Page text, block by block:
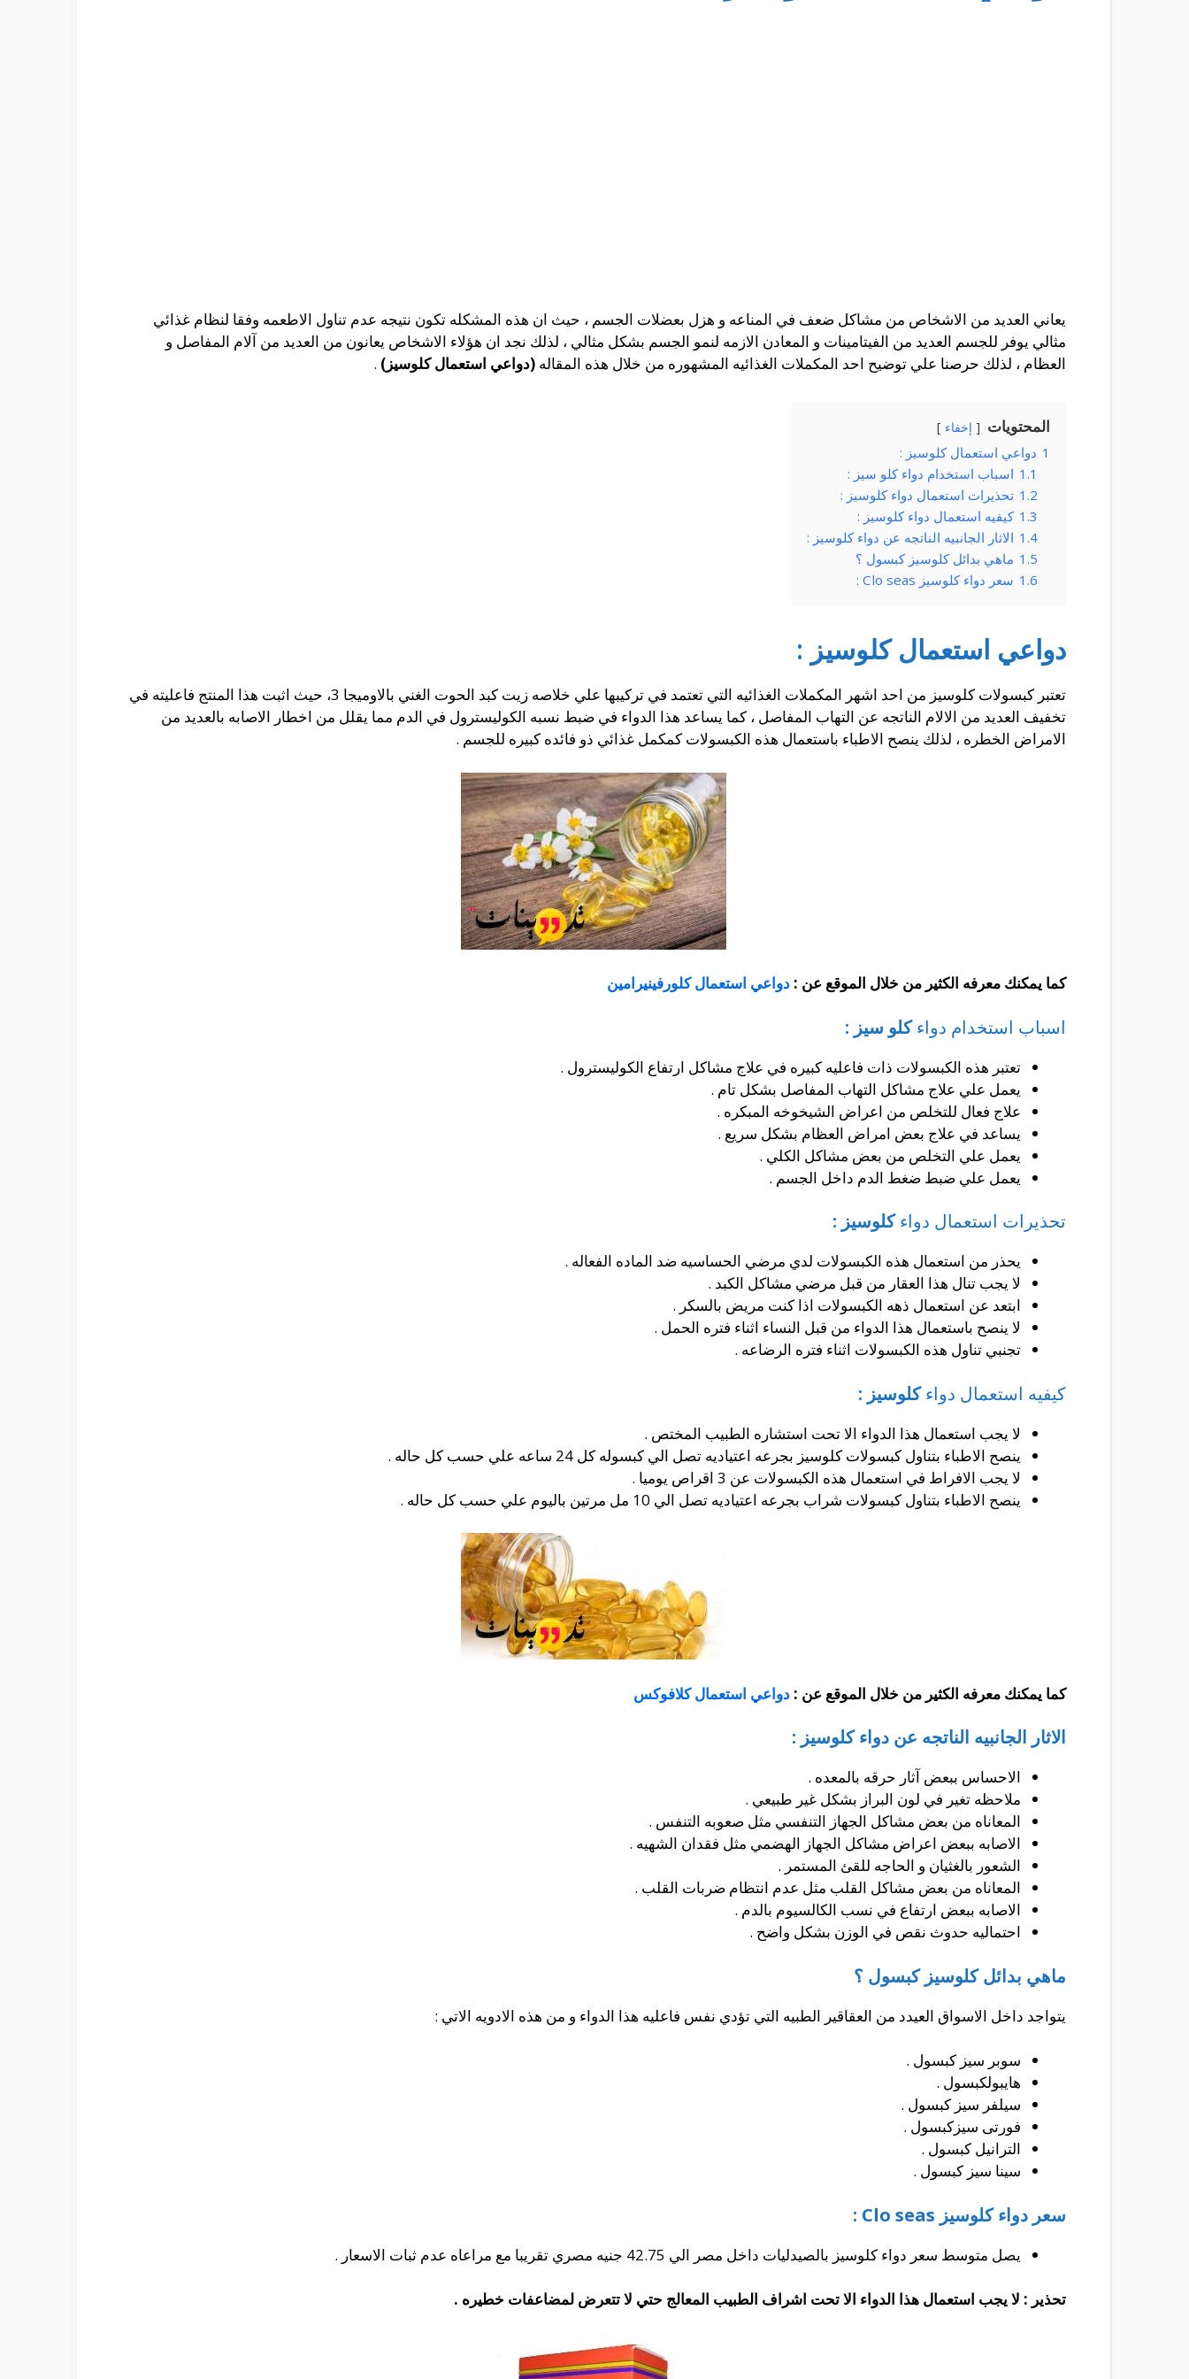
يعاني العديد من الاشخاص من مشاكل ضعف في المناعه و هزل بعضلات الجسم ، حيث ان هذه المشكله تكون نتيجه عدم تناول الاطعمه وفقا لنظام غذائي
مثالي يوفر للجسم العديد من الفيتامينات و المعادن الازمه لنمو الجسم بشكل مثالي ، لذلك نجد ان هؤلاء الاشخاص يعانون من العديد من آلام المفاصل و
العظام ، لذلك حرصنا علي توضيح احد المكملات الغذائيه المشهوره من خلال هذه المقاله (دواعي استعمال كلوسيز) .
المحتويات إخفاء
1 دواعي استعمال كلوسيز :
1.1 اسباب استخدام دواء كلو سيز :
1.2 تحذيرات استعمال دواء كلوسيز :
1.3 كيفيه استعمال دواء كلوسيز :
1.4 الاثار الجانبيه الناتجه عن دواء كلوسيز :
1.5 ماهي بدائل كلوسيز كبسول ؟
1.6 سعر دواء كلوسيز Clo seas :
دواعي استعمال كلوسيز :
تعتبر كبسولات كلوسيز من احد اشهر المكملات الغذائيه التي تعتمد في تركيبها علي خلاصه زيت كبد الحوت الغني بالاوميجا 3، حيث اثبت هذا المنتج فاعليته في
تخفيف العديد من الالام الناتجه عن التهاب المفاصل ، كما يساعد هذا الدواء في ضبط نسبه الكوليسترول في الدم مما يقلل من اخطار الاصابه بالعديد من
الامراض الخطره ، لذلك ينصح الاطباء باستعمال هذه الكبسولات كمكمل غذائي ذو فائده كبيره للجسم .
كما يمكنك معرفه الكثير من خلال الموقع عن : دواعي استعمال كلورفينيرامين
اسباب استخدام دواءكلو سيز :
تعتبر هذه الكبسولات ذات فاعليه كبيره في علاج مشاكل ارتفاع الكوليسترول .
يعمل علي علاج مشاكل التهاب المفاصل بشكل تام .
علاج فعال للتخلص من اعراض الشيخوخه المبكره .
يساعد في علاج بعض امراض العظام بشكل سريع .
يعمل علي التخلص من بعض مشاكل الكلي .
يعمل علي ضبط ضغط الدم داخل الجسم .
تحذيرات استعمال دواءكلوسيز :
يحذر من استعمال هذه الكبسولات لدي مرضي الحساسيه ضد الماده الفعاله .
لا يجب تنال هذا العقار من قبل مرضي مشاكل الكبد .
ابتعد عن استعمال ذهه الكبسولات اذا كنت مريض بالسكر .
لا ينصح باستعمال هذا الدواء من قبل النساء اثناء فتره الحمل .
تجنبي تناول هذه الكبسولات اثناء فتره الرضاعه .
كيفيه استعمال دواءكلوسيز :
لا يجب استعمال هذا الدواء الا تحت استشاره الطبيب المختص .
ينصح الاطباء بتناول كبسولات كلوسيز بجرعه اعتياديه تصل الي كبسوله كل 24 ساعه علي حسب كل حاله .
لا يجب الافراط في استعمال هذه الكبسولات عن 3 اقراص يوميا .
ينصح الاطباء بتناول كبسولات شراب بجرعه اعتياديه تصل الي 10 مل مرتين باليوم علي حسب كل حاله .
كما يمكنك معرفه الكثير من خلال الموقع عن : دواعي استعمال كلافوكس
الاثار الجانبيه الناتجه عن دواء كلوسيز :
الاحساس ببعض آثار حرقه بالمعده .
ملاحظه تغير في لون البراز بشكل غير طبيعي .
المعاناه من بعض مشاكل الجهاز التنفسي مثل صعوبه التنفس .
الاصابه ببعض اعراض مشاكل الجهاز الهضمي مثل فقدان الشهيه .
الشعور بالغثيان و الحاجه للقئ المستمر .
المعاناه من بعض مشاكل القلب مثل عدم انتظام ضربات القلب .
الاصابه ببعض ارتفاع في نسب الكالسيوم بالدم .
احتماليه حدوث نقص في الوزن بشكل واضح .
ماهي بدائل كلوسيز كبسول ؟
يتواجد داخل الاسواق العيدد من العقاقير الطبيه التي تؤدي نفس فاعليه هذا الدواء و من هذه الادويه الاتي :
سوبر سيز كبسول .
هايبولكبسول .
سيلفر سيز كبسول .
فورتى سيزكبسول .
الترانيل كبسول .
سينا سيز كبسول .
سعر دواء كلوسيز Clo seas :
يصل متوسط سعر دواء كلوسيز بالصيدليات داخل مصر الي 42.75 جنيه مصري تقريبا مع مراعاه عدم ثبات الاسعار .
تحذير : لا يجب استعمال هذا الدواء الا تحت اشراف الطبيب المعالج حتي لا تتعرض لمضاعفات خطيره .